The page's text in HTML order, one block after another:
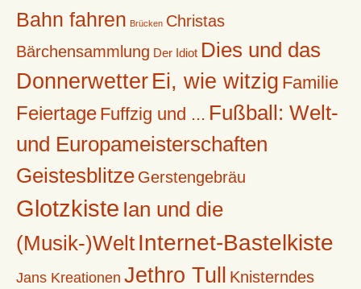
Bahn fahren Brücken Christas
Bärchensammlung Der Idiot Dies und das
Donnerwetter Ei, wie witzig Familie
Feiertage Fuffzig und ... Fußball: Welt-
und Europameisterschaften
Geistesblitze Gerstengebräu
Glotzkiste Ian und die
(Musik-)Welt Internet-Bastelkiste
Jans Kreationen Jethro Tull Knisterndes